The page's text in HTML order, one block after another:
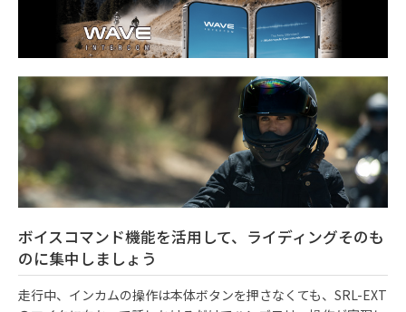
ボイスコマンド機能を活用して、ライディングそのも
のに集中しましょう
走行中、インカムの操作は本体ボタンを押さなくても、SRL-EXT